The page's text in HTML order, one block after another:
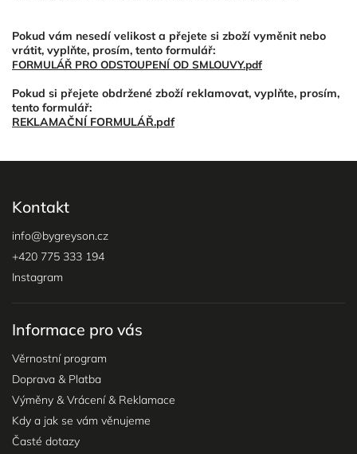
Pokud vám nesedí velikost a přejete si zboží vyměnit nebo
vrátit, vyplňte, prosím, tento formulář:
FORMULÁŘ PRO ODSTOUPENÍ OD SMLOUVY.pdf
Pokud si přejete obdržené zboží reklamovat, vyplňte, prosím,
tento formulář:
REKLAMAČNÍ FORMULÁŘ.pdf
Kontakt
info@bygreyson.cz
+420 775 333 194
Instagram
Informace pro vás
Věrnostní program
Doprava & Platba
Výměny & Vrácení & Reklamace
Kdy a jak se vám věnujeme
Časté dotazy